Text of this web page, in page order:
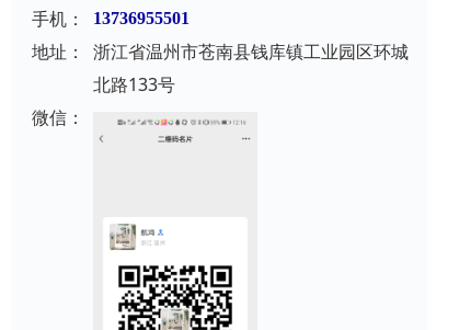
手机：
13736955501
地址：
浙江省温州市苍南县钱库镇工业园区环城
北路133号
微信：